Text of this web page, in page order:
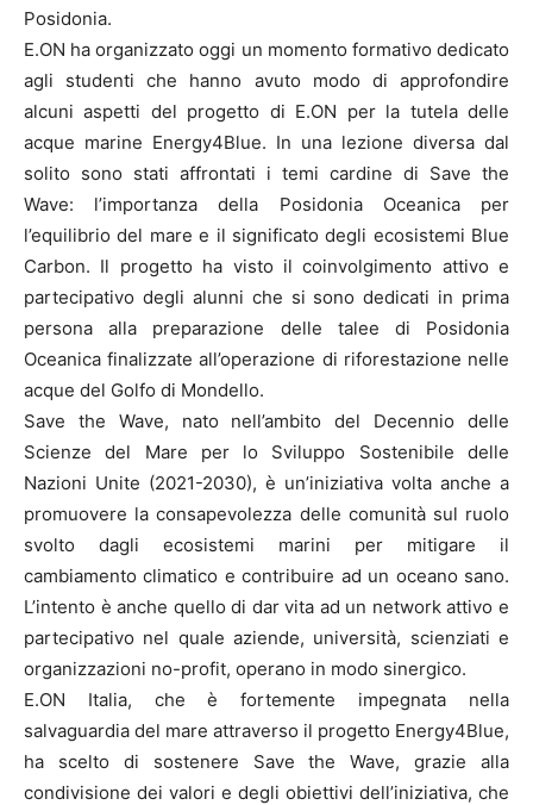
Posidonia.
E.ON ha organizzato oggi un momento formativo dedicato
agli studenti che hanno avuto modo di approfondire
alcuni aspetti del progetto di E.ON per la tutela delle
acque marine Energy4Blue. In una lezione diversa dal
solito sono stati affrontati i temi cardine di Save the
Wave: l’importanza della Posidonia Oceanica per
l’equilibrio del mare e il significato degli ecosistemi Blue
Carbon. Il progetto ha visto il coinvolgimento attivo e
partecipativo degli alunni che si sono dedicati in prima
persona alla preparazione delle talee di Posidonia
Oceanica finalizzate all’operazione di riforestazione nelle
acque del Golfo di Mondello.
Save the Wave, nato nell’ambito del Decennio delle
Scienze del Mare per lo Sviluppo Sostenibile delle
Nazioni Unite (2021-2030), è un’iniziativa volta anche a
promuovere la consapevolezza delle comunità sul ruolo
svolto dagli ecosistemi marini per mitigare il
cambiamento climatico e contribuire ad un oceano sano.
L’intento è anche quello di dar vita ad un network attivo e
partecipativo nel quale aziende, università, scienziati e
organizzazioni no-profit, operano in modo sinergico.
E.ON Italia, che è fortemente impegnata nella
salvaguardia del mare attraverso il progetto Energy4Blue,
ha scelto di sostenere Save the Wave, grazie alla
condivisione dei valori e degli obiettivi dell’iniziativa, che